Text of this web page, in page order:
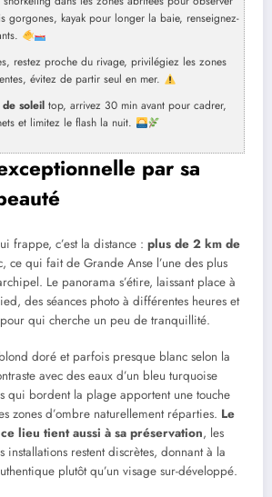
gorgones, kayak pour longer la baie, renseignez-
restez proche du rivage, privilégiez les zones
évitez de partir seul en mer.
soleil top, arrivez 30 min avant pour cadrer,
et limitez le flash la nuit.
par sa
frappe, c’est la distance : plus de 2 km de
ce qui fait de Grande Anse l’une des plus
Le panorama s’étire, laissant place à
des séances photo à différentes heures et
qui cherche un peu de tranquillité.
doré et parfois presque blanc selon la
avec des eaux d’un bleu turquoise
qui bordent la plage apportent une touche
zones d’ombre naturellement réparties. Le
lieu tient aussi à sa préservation, les
installations restent discrètes, donnant à la
plutôt qu’un visage sur-développé.